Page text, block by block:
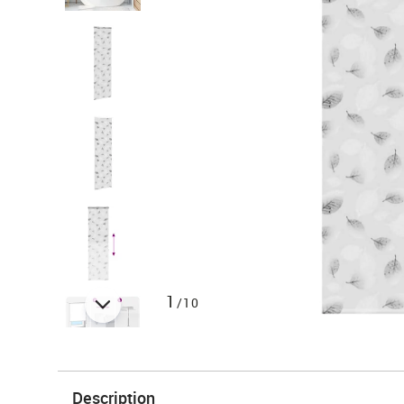
1 /10
Description